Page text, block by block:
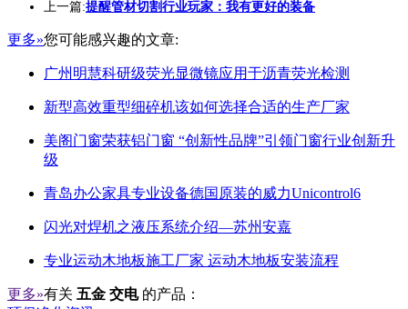
上一篇:提醒管材切割行业玩家：我有更好的装备
更多»您可能感兴趣的文章:
广州明慧科研级荧光显微镜应用于沥青荧光检测
新型高效重型细碎机该如何选择合适的生产厂家
美阁门窗荣获铝门窗 “创新性品牌”引领门窗行业创新升
级
青岛办公家具专业设备德国原装的威力Unicontrol6
闪光对焊机之液压系统介绍—苏州安嘉
专业运动木地板施工厂家 运动木地板安装流程
更多»有关 五金 交电 的产品：